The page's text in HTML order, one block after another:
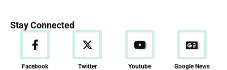
Stay Connected
Facebook Twitter Youtube Google News